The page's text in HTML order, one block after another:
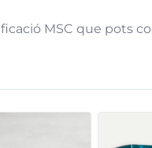
MSC que pots